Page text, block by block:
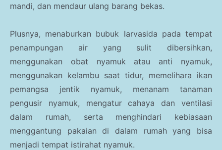
mandi, dan mendaur ulang barang bekas.
Plusnya, menaburkan bubuk larvasida pada tempat
penampungan air yang sulit dibersihkan,
menggunakan obat nyamuk atau anti nyamuk,
menggunakan kelambu saat tidur, memelihara ikan
pemangsa jentik nyamuk, menanam tanaman
pengusir nyamuk, mengatur cahaya dan ventilasi
dalam rumah, serta menghindari kebiasaan
menggantung pakaian di dalam rumah yang bisa
menjadi tempat istirahat nyamuk.